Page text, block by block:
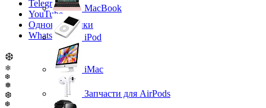
Telegram
YouTube
Одноклассники
WhatsApp
❆
❄
❆
❅
❆
❆
MacBook
iPod
iMac
Запчасти для AirPods